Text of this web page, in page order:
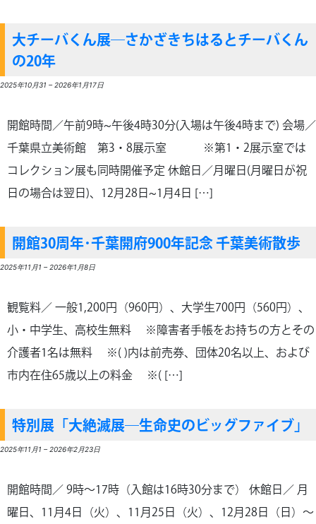
大チーバくん展―さかざきちはるとチーバくん
の20年
2025年10月31 – 2026年1月17日
開館時間／午前9時~午後4時30分(入場は午後4時まで) 会場／
千葉県立美術館 第3・8展示室 ※第1・2展示室では
コレクション展も同時開催予定 休館日／月曜日(月曜日が祝
日の場合は翌日)、12月28日~1月4日 […]
開館30周年･千葉開府900年記念 千葉美術散歩
2025年11月1 – 2026年1月8日
観覧料／ 一般1,200円（960円）、大学生700円（560円）、
小・中学生、高校生無料 ※障害者手帳をお持ちの方とその
介護者1名は無料 ※( )内は前売券、団体20名以上、および
市内在住65歳以上の料金 ※( […]
特別展「大絶滅展―生命史のビッグファイブ」
2025年11月1 – 2026年2月23日
開館時間／ 9時～17時（入館は16時30分まで） 休館日／ 月
曜日、11月4日（火）、11月25日（火）、12月28日（日）～